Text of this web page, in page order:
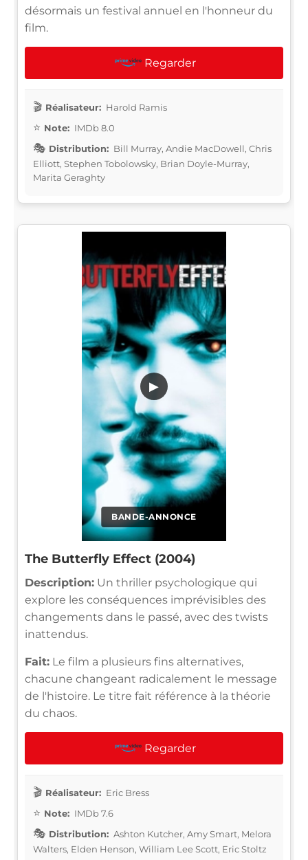
désormais un festival annuel en l'honneur du
film.
Regarder
Réalisateur: Harold Ramis
Note: IMDb 8.0
Distribution: Bill Murray, Andie MacDowell, Chris
Elliott, Stephen Tobolowsky, Brian Doyle-Murray,
Marita Geraghty
BANDE-ANNONCE
▶
The Butterfly Effect (2004)
Description: Un thriller psychologique qui
explore les conséquences imprévisibles des
changements dans le passé, avec des twists
inattendus.
Fait: Le film a plusieurs fins alternatives,
chacune changeant radicalement le message
de l'histoire. Le titre fait référence à la théorie
du chaos.
Regarder
Réalisateur: Eric Bress
Note: IMDb 7.6
Distribution: Ashton Kutcher, Amy Smart, Melora
Walters, Elden Henson, William Lee Scott, Eric Stoltz